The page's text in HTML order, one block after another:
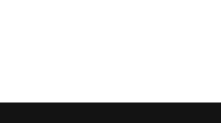
产品用途
业，在铝硅镁、铝锌镁合金的